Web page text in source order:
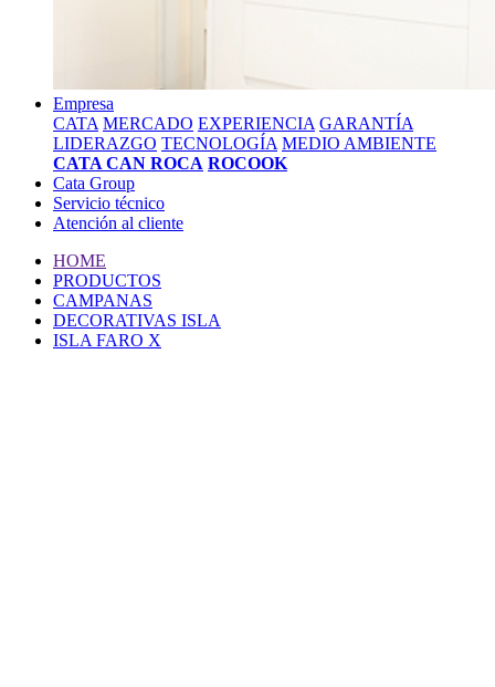
Empresa
CATA MERCADO EXPERIENCIA GARANTÍA
LIDERAZGO TECNOLOGÍA MEDIO AMBIENTE
CATA CAN ROCA ROCOOK
Cata Group
Servicio técnico
Atención al cliente
HOME
PRODUCTOS
CAMPANAS
DECORATIVAS ISLA
ISLA FARO X